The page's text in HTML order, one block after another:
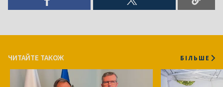
ЧИТАЙТЕ ТАКОЖ БІЛЬШЕ